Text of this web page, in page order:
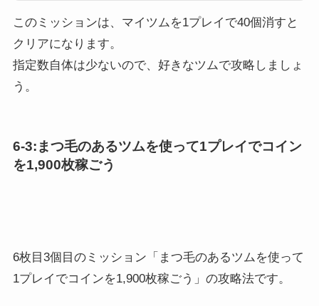
にはたくさんのキャラクター...
このミッションは、マイツムを1プレイで40個消すと
クリアになります。
指定数自体は少ないので、好きなツムで攻略しましょ
う。
6-3:まつ毛のあるツムを使って1プレイでコイン
を1,900枚稼ごう
6枚目3個目のミッション「まつ毛のあるツムを使って
1プレイでコインを1,900枚稼ごう」の攻略法です。